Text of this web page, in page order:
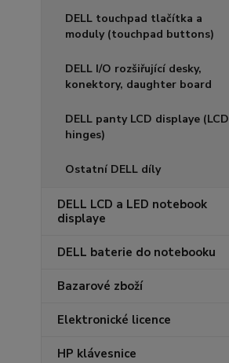
DELL touchpad tlačítka a
moduly (touchpad buttons)
DELL I/O rozšiřující desky,
konektory, daughter board
DELL panty LCD displaye (LCD
hinges)
Ostatní DELL díly
DELL LCD a LED notebook
displaye
DELL baterie do notebooku
Bazarové zboží
Elektronické licence
HP klávesnice